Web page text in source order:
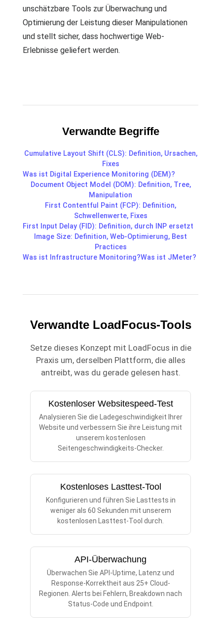
unschätzbare Tools zur Überwachung und
Optimierung der Leistung dieser Manipulationen
und stellt sicher, dass hochwertige Web-
Erlebnisse geliefert werden.
Verwandte Begriffe
Cumulative Layout Shift (CLS): Definition, Ursachen,
Fixes
Was ist Digital Experience Monitoring (DEM)?
Document Object Model (DOM): Definition, Tree,
Manipulation
First Contentful Paint (FCP): Definition,
Schwellenwerte, Fixes
First Input Delay (FID): Definition, durch INP ersetzt
Image Size: Definition, Web-Optimierung, Best
Practices
Was ist Infrastructure Monitoring?Was ist JMeter?
Verwandte LoadFocus-Tools
Setze dieses Konzept mit LoadFocus in die
Praxis um, derselben Plattform, die alles
antreibt, was du gerade gelesen hast.
Kostenloser Websitespeed-Test
Analysieren Sie die Ladegeschwindigkeit Ihrer
Website und verbessern Sie ihre Leistung mit
unserem kostenlosen
Seitengeschwindigkeits-Checker.
Kostenloses Lasttest-Tool
Konfigurieren und führen Sie Lasttests in
weniger als 60 Sekunden mit unserem
kostenlosen Lasttest-Tool durch.
API-Überwachung
Überwachen Sie API-Uptime, Latenz und
Response-Korrektheit aus 25+ Cloud-
Regionen. Alerts bei Fehlern, Breakdown nach
Status-Code und Endpoint.